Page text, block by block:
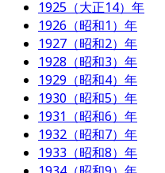
1925（大正14）年
1926（昭和1）年
1927（昭和2）年
1928（昭和3）年
1929（昭和4）年
1930（昭和5）年
1931（昭和6）年
1932（昭和7）年
1933（昭和8）年